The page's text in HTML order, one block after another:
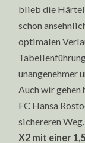
blieb die
schon
optimalen
unangenehmer
Auch wir gehen
FC Hansa
sichereren
X2 mit einer